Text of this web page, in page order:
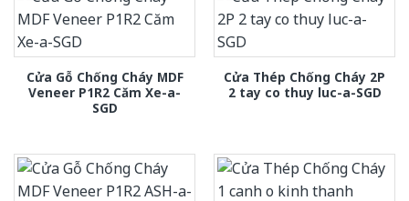
Cửa Gỗ Chống Cháy MDF
Veneer P1R2 Căm Xe-a-
SGD
Cửa Thép Chống Cháy 2P
2 tay co thuy luc-a-SGD